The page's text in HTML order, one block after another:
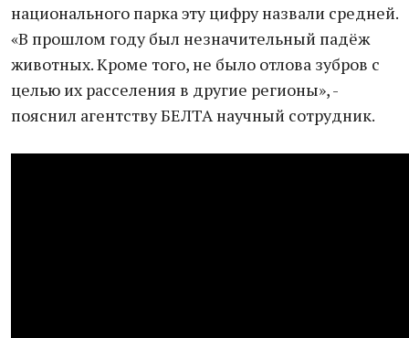
национального парка эту цифру назвали средней.
«В прошлом году был незначительный падёж
животных. Кроме того, не было отлова зубров с
целью их расселения в другие регионы», -
пояснил агентству БЕЛТА научный сотрудник.